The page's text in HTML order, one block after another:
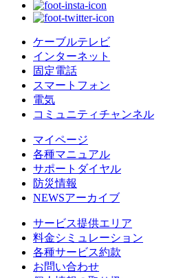
ケーブルテレビ
インターネット
固定電話
スマートフォン
電気
コミュニティチャンネル
マイページ
各種マニュアル
サポートダイヤル
防災情報
NEWSアーカイブ
サービス提供エリア
料金シミュレーション
各種サービス約款
お問い合わせ